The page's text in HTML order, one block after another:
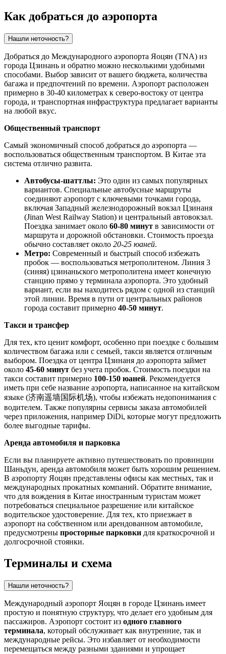
Как добраться до аэропорта
Нашли неточность?
Добраться до Международного аэропорта Яоцян (TNA) из
города Цзинань и обратно можно несколькими удобными
способами. Выбор зависит от вашего бюджета, количества
багажа и предпочтений по времени. Аэропорт расположен
примерно в 30-40 километрах к северо-востоку от центра
города, и транспортная инфраструктура предлагает варианты
на любой вкус.
Общественный транспорт
Самый экономичный способ добраться до аэропорта —
воспользоваться общественным транспортом. В Китае эта
система отлично развита.
Автобусы-шаттлы: Это один из самых популярных
вариантов. Специальные автобусные маршруты
соединяют аэропорт с ключевыми точками города,
включая Западный железнодорожный вокзал Цзинаня
(Jinan West Railway Station) и центральный автовокзал.
Поездка занимает около 60-80 минут в зависимости от
маршрута и дорожной обстановки. Стоимость проезда
обычно составляет около 20-25 юаней.
Метро: Современный и быстрый способ избежать
пробок — воспользоваться метрополитеном. Линия 3
(синяя) цзинаньского метрополитена имеет конечную
станцию прямо у терминала аэропорта. Это удобный
вариант, если вы находитесь рядом с одной из станций
этой линии. Время в пути от центральных районов
города составит примерно 40-50 минут.
Такси и трансфер
Для тех, кто ценит комфорт, особенно при поездке с большим
количеством багажа или с семьей, такси является отличным
выбором. Поездка от центра Цзинаня до аэропорта займет
около 45-60 минут без учета пробок. Стоимость поездки на
такси составит примерно 100-150 юаней. Рекомендуется
иметь при себе название аэропорта, написанное на китайском
языке (济南遥墙国际机场), чтобы избежать недопонимания с
водителем. Также популярны сервисы заказа автомобилей
через приложения, например DiDi, которые могут предложить
более выгодные тарифы.
Аренда автомобиля и парковка
Если вы планируете активно путешествовать по провинции
Шаньдун, аренда автомобиля может быть хорошим решением.
В аэропорту Яоцян представлены офисы как местных, так и
международных прокатных компаний. Обратите внимание,
что для вождения в Китае иностранным туристам может
потребоваться специальное разрешение или китайское
водительское удостоверение. Для тех, кто приезжает в
аэропорт на собственном или арендованном автомобиле,
предусмотрены просторные парковки для краткосрочной и
долгосрочной стоянки.
Терминалы и схема
Нашли неточность?
Международный аэропорт Яоцян в городе Цзинань имеет
простую и понятную структуру, что делает его удобным для
пассажиров. Аэропорт состоит из одного главного
терминала, который обслуживает как внутренние, так и
международные рейсы. Это избавляет от необходимости
перемещаться между разными зданиями и упрощает